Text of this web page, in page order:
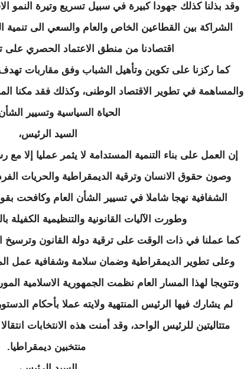
وقد بذلنا كذلك جهودا كبيرة في سبيل تسريع وتيرة النمو
الشراكة بين القطاعين الخاص والعام والسعي الى تنمية
اقتصادنا من منطق الاعتماد الحصري على
كما ركزنا على تكوين وتأهيل الشباب وفق مقاربات
والمساهمة في تطوير الاقتصاد الوطنى، وكذلك فقد مكنا
الحياة السياسية وتسيير
السيد الرئيس،
إن العمل على بناء التنمية المستدامة لا يثمر عمليا إلا
وصون حقوق الانسان وترقية الديمقراطية والحريات
الشفافية نهجا شاملا في تسيير الشأن العام وكافحت
وطورت الآليات القانونية والتنظيمية الكفيلة
كما عملنا في ذات الوقت على ترقية دولة القانون وترسيخ
وعلى تطوير الديمقراطية وضمان سلامة وشفافية عمل
وتتويجا لهذا المسار العام نظمت الجمهورية الاسلامية
لم يشارك فيها الرئيس المنتهية ولايته عملا بأحكام
متتاليتين للرئيس الواحد، وقد أمنت هذه الانتخابات
منتخبين ديمقراطيا.